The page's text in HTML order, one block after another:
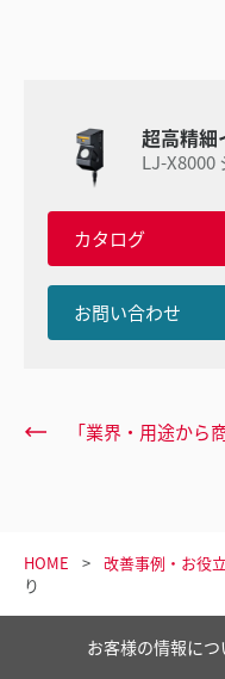
超高精細
LJ-X8000
カタログ
お問い合わせ
「業界・用途から
HOME 改善事例・お役
り
お客様の情報につ